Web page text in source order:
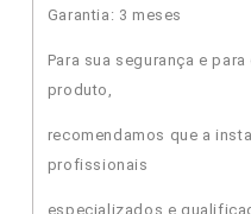
Garantia: 3 meses
Para sua segurança e
produto,
recomendamos que a
profissionais
especializados e